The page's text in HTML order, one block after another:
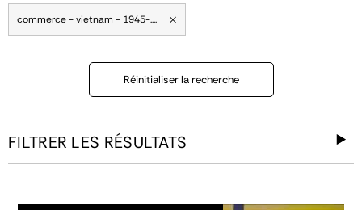
commerce - vietnam - 1945-....
Réinitialiser la recherche
FILTRER LES RÉSULTATS